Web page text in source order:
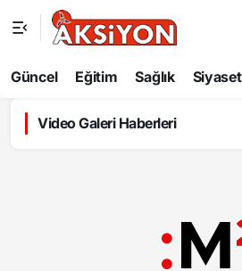
Güncel Eğitim Sağlık Siyaset
Video Galeri Haberleri